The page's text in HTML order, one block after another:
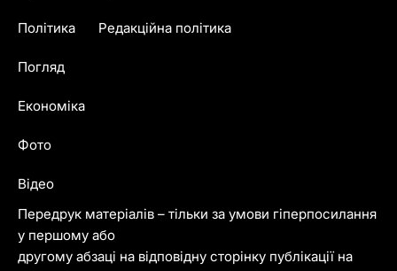
Передрук матеріалів – тільки за умови гіперпосилання
у першому або
другому абзаці на відповідну сторінку публікації на
Політика
Погляд
Економіка
Фото
Відео
Редакційна політика